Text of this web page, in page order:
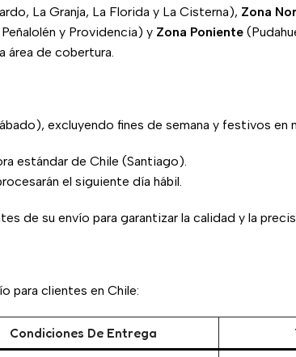
La Granja, La Florida y La Cisterna), Zona
y Providencia) y Zona Poniente
área de cobertura.
excluyendo fines de semana y festivos en
estándar de Chile (Santiago).
el siguiente día hábil.
de su envío para garantizar la calidad y la
para clientes en Chile:
Condiciones De Entrega